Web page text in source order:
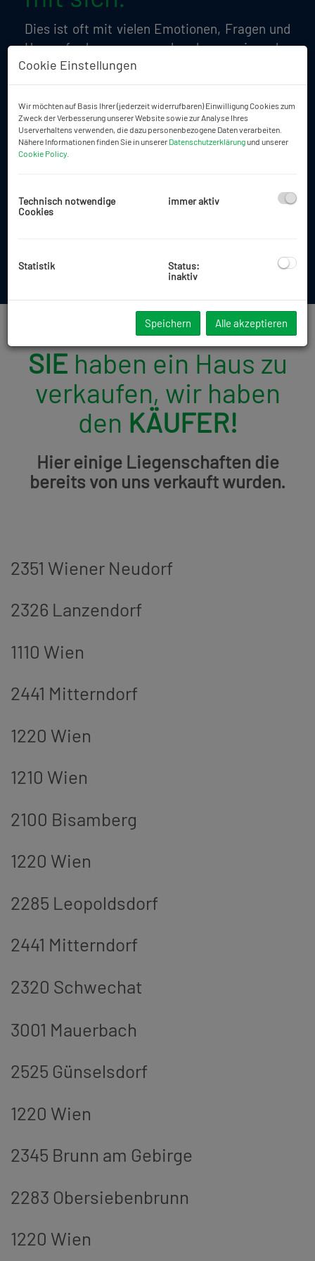
Dies ist oft mit vielen Emotionen, Fragen und
Herausforderungen verbunden, wie der
richtige Zeitpunkt, ein angemessener
Verkaufspreis, Steuerfragen bei
Veräußerungen, ein bestehender Plankonsens
und eine Vielfalt anderer Themen haben einen
Bedarf an Wissen, Erfahrung und
Branchenkenntnis.
mit Handschlagqualität an Ihrer Seite, der Sie
SIE haben ein Haus zu
verkaufen, wir haben
den KÄUFER!
Hier einige Liegenschaften die
bereits von uns verkauft wurden.
2351 Wiener Neudorf
2326 Lanzendorf
1110 Wien
2441 Mitterndorf
1220 Wien
1210 Wien
2100 Bisamberg
1220 Wien
2285 Leopoldsdorf
2441 Mitterndorf
2320 Schwechat
3001 Mauerbach
2525 Günselsdorf
1220 Wien
2345 Brunn am Gebirge
2283 Obersiebenbrunn
1220 Wien
Cookie Einstellungen
Wir möchten auf Basis Ihrer (jederzeit widerrufbaren) Einwilligung Cookies zum
Zweck der Verbesserung unserer Website sowie zur Analyse Ihres
Userverhaltens verwenden, die dazu personenbezogene Daten verarbeiten.
Nähere Informationen finden Sie in unserer Datenschutzerklärungund unserer
Cookie Policy
Technisch notwendige
Cookies
immer aktiv
Statistik
Status:
inaktiv
Speichern Alle akzeptieren